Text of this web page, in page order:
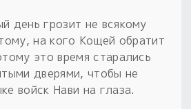
день грозит не всякому
на кого Кощей обратит
это время старались
дверями, чтобы не
войск Нави на глаза.